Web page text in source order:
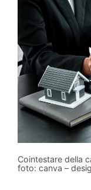
Cointestare della
foto: canva –